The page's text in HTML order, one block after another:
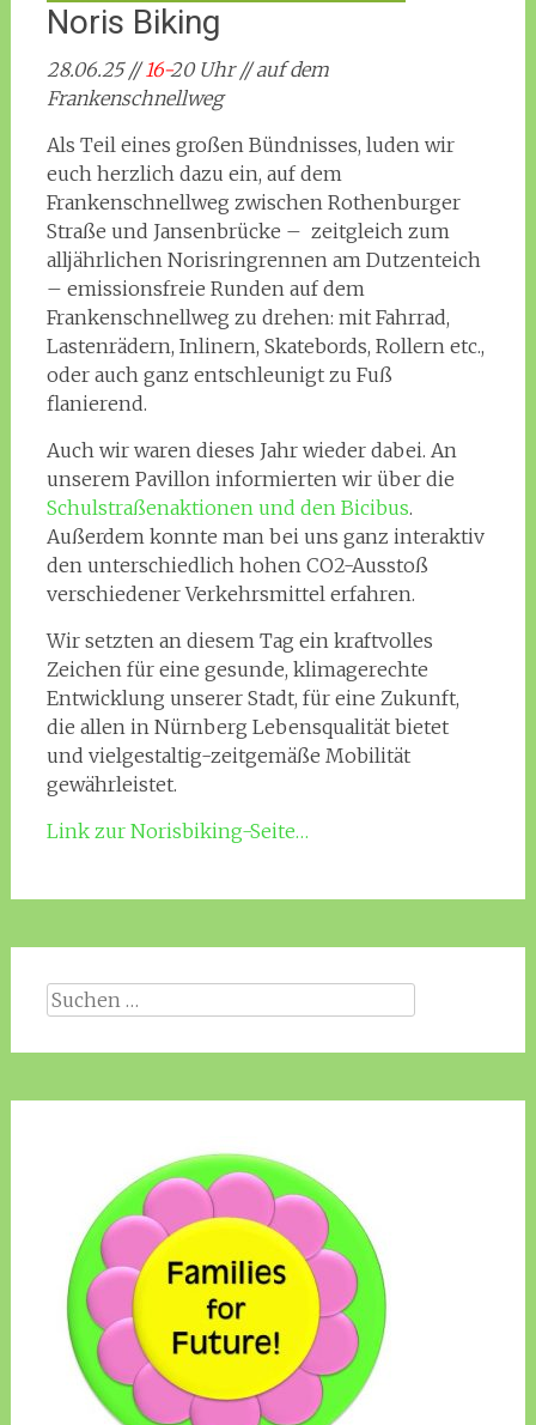
Noris Biking
28.06.25 //16-20 Uhr // auf dem
Frankenschnellweg
Als Teil eines großen Bündnisses, luden wir
euch herzlich dazu ein, auf dem
Frankenschnellweg zwischen Rothenburger
Straße und Jansenbrücke – zeitgleich zum
alljährlichen Norisringrennen am Dutzenteich
– emissionsfreie Runden auf dem
Frankenschnellweg zu drehen: mit Fahrrad,
Lastenrädern, Inlinern, Skatebords, Rollern etc.,
oder auch ganz entschleunigt zu Fuß
flanierend.
Auch wir waren dieses Jahr wieder dabei. An
unserem Pavillon informierten wir über die
Schulstraßenaktionen und den Bicibus.
Außerdem konnte man bei uns ganz interaktiv
den unterschiedlich hohen CO2-Ausstoß
verschiedener Verkehrsmittel erfahren.
Wir setzten an diesem Tag ein kraftvolles
Zeichen für eine gesunde, klimagerechte
Entwicklung unserer Stadt, für eine Zukunft,
die allen in Nürnberg Lebensqualität bietet
und vielgestaltig-zeitgemäße Mobilität
gewährleistet.
Link zur Norisbiking-Seite…
Suche